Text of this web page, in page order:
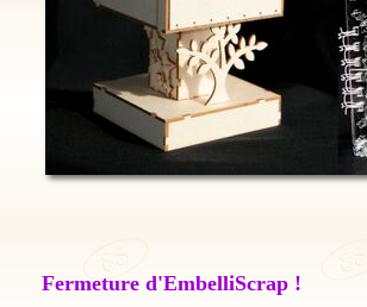
Fermeture d'EmbelliScrap !